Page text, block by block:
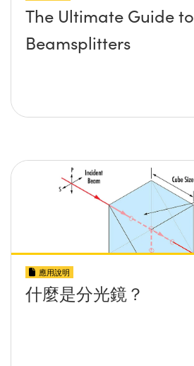
The Ultimate Guide to
Beamsplitters
應用說明
什麼是分光鏡？